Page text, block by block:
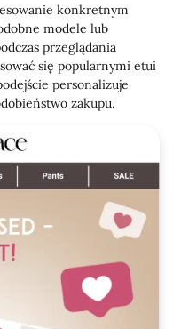
konkretnym
modele lub
przeglądania
się popularnymi etui
personalizuje
zakupu.